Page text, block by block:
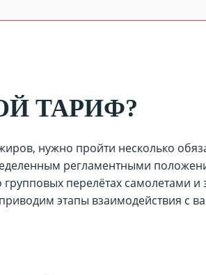
ТАРИФ?
нужно пройти несколько
регламентными
перелётах самолетами
этапы взаимодействия с